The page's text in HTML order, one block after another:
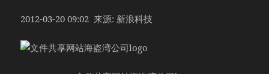
2012-03-20 09:02 来源: 新浪科技